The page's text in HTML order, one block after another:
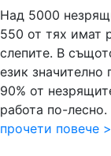
Над 5000
550 от тях имат
слепите. В
език
90% от
работа по-лесно.
прочети повече >